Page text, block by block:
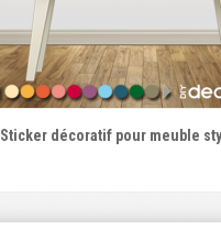
Sticker décoratif pour meuble